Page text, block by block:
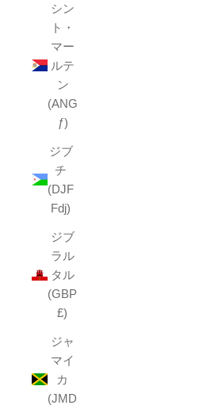
シン
ト・
マー
ルテ
ン
(ANG
ƒ)
ジブ
チ
(DJF
Fdj)
ジブ
ラル
タル
(GBP
£)
ジャ
マイ
カ
(JMD